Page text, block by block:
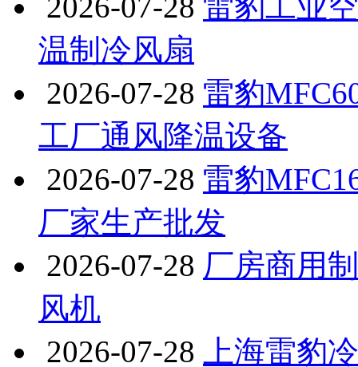
温制冷风扇
2026-07-28 雷豹
工厂通风降温设备
2026-07-28 雷豹
厂家生产批发
2026-07-28 厂房商用
风机
2026-07-28
上海雷豹